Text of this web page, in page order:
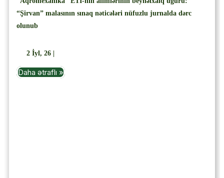
“Şirvan” malasının sınaq nəticələri nüfuzlu jurnalda dərc
olunub
2 İyl, 26
Daha ətraflı »